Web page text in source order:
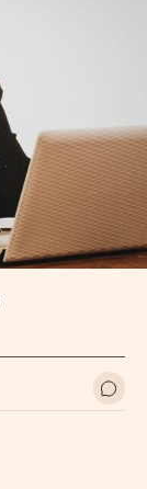
Ir a